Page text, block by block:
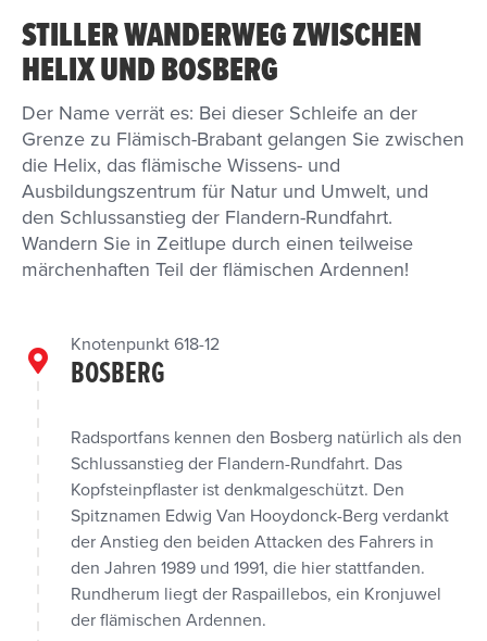
STILLER WANDERWEG ZWISCHEN
HELIX UND BOSBERG
Der Name verrät es: Bei dieser Schleife an der
Grenze zu Flämisch-Brabant gelangen Sie zwischen
die Helix, das flämische Wissens- und
Ausbildungszentrum für Natur und Umwelt, und
den Schlussanstieg der Flandern-Rundfahrt.
Wandern Sie in Zeitlupe durch einen teilweise
märchenhaften Teil der flämischen Ardennen!
Knotenpunkt 618-12
BOSBERG
Radsportfans kennen den Bosberg natürlich als den
Schlussanstieg der Flandern-Rundfahrt. Das
Kopfsteinpflaster ist denkmalgeschützt. Den
Spitznamen Edwig Van Hooydonck-Berg verdankt
der Anstieg den beiden Attacken des Fahrers in
den Jahren 1989 und 1991, die hier stattfanden.
Rundherum liegt der Raspaillebos, ein Kronjuwel
der flämischen Ardennen.